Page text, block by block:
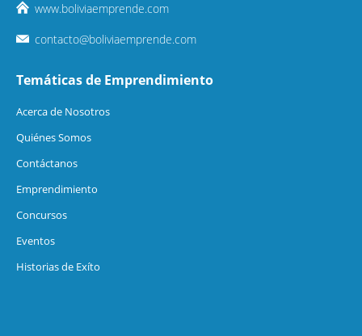
www.boliviaemprende.com
contacto@boliviaemprende.com
Temáticas de Emprendimiento
Acerca de Nosotros
Quiénes Somos
Contáctanos
Emprendimiento
Concursos
Eventos
Historias de Exíto